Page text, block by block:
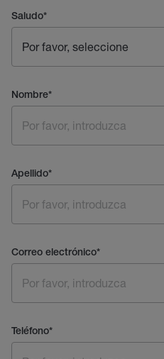
Saludo*
Nombre*
Apellido*
Correo electrónico*
Teléfono*